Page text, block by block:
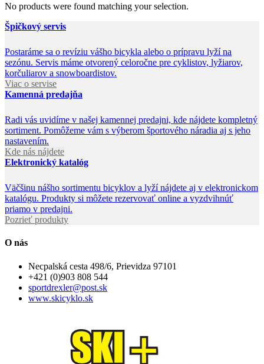
No products were found matching your selection.
Špičkový servis
Postaráme sa o revíziu vášho bicykla alebo o prípravu lyží na
sezónu. Servis máme otvorený celoročne pre cyklistov, lyžiarov,
korčuliarov a snowboardistov.
Viac o servise
Kamenná predajňa
Radi vás uvidíme v našej kamennej predajni, kde nájdete kompletný
sortiment. Pomôžeme vám s výberom športového náradia aj s jeho
nastavením.
Kde nás nájdete
Elektronický katalóg
Väčšinu nášho sortimentu bicyklov a lyží nájdete aj v elektronickom
katalógu. Produkty si môžete rezervovať online a vyzdvihnúť
priamo v predajni.
Pozrieť produkty
O nás
Necpalská cesta 498/6, Prievidza 97101
+421 (0)903 808 544
sportdrexler@post.sk
www.skicyklo.sk